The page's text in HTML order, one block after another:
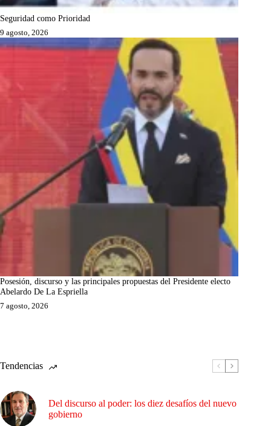
Seguridad como Prioridad
9 agosto, 2026
Posesión, discurso y las principales propuestas del Presidente electo
Abelardo De La Espriella
7 agosto, 2026
Tendencias
Del discurso al poder: los diez desafíos del nuevo
gobierno